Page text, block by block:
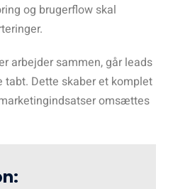
og brugerflow skal
arbejder sammen, går leads
tabt. Dette skaber et komplet
omsættes